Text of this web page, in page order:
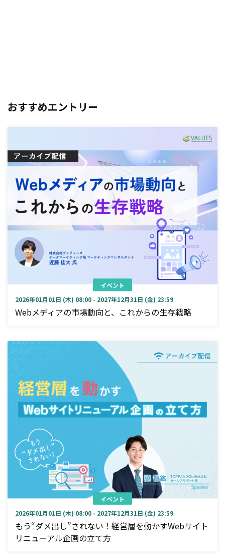
おすすめエントリー
イベント
2026年01月01日 (木) 08:00 - 2027年12月31日 (金) 23:59
Webメディアの市場動向と、これからの生存戦略
イベント
2026年01月01日 (木) 08:00 - 2027年12月31日 (金) 23:59
もう“ダメ出し”されない！経営層を動かすWebサイト
リニューアル企画の立て方